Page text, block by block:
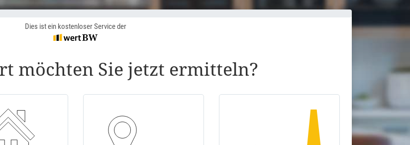
Dies ist ein kostenloser Service der
möchten Sie jetzt ermitteln?